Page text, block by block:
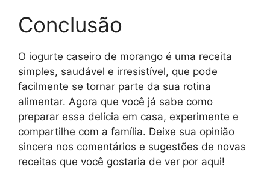
Conclusão
O iogurte caseiro de morango é uma receita
simples, saudável e irresistível, que pode
facilmente se tornar parte da sua rotina
alimentar. Agora que você já sabe como
preparar essa delícia em casa, experimente e
compartilhe com a família. Deixe sua opinião
sincera nos comentários e sugestões de novas
receitas que você gostaria de ver por aqui!